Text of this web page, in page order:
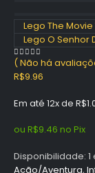
Lego The
Lego O Senhor
0 out of 5
( Não há
R$9.96
Em até 12x de R$
ou R$9.46 no Pix
Disponibilidade:
Ação/Aventura,